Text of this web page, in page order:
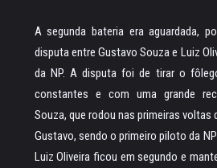
A segunda bateria era aguardada,
disputa entre Gustavo Souza e Luiz
da NP. A disputa foi de tirar o
constantes e com uma grande
Souza, que rodou nas primeiras voltas
Gustavo, sendo o primeiro piloto da
Luiz Oliveira ficou em segundo e